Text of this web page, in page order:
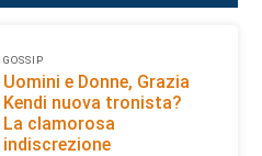
GOSSIP
Uomini e Donne, Grazia
Kendi nuova tronista?
La clamorosa
indiscrezione